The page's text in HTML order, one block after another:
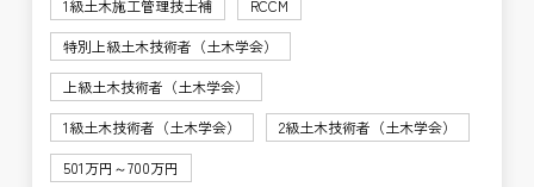
1級土木施工管理技士補
RCCM
特別上級土木技術者（土木学会）
上級土木技術者（土木学会）
1級土木技術者（土木学会）
2級土木技術者（土木学会）
501万円～700万円